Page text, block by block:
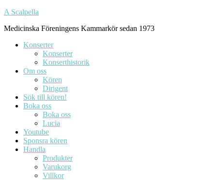
Skip
content
A Scalpella
Medicinska Föreningens Kammarkör sedan 1973
Konserter
Konserter
Konserthistorik
Om oss
Kören
Dirigent
Sök till kören!
Boka oss
Boka oss
Lucia
Youtube
Sponsra kören
Handla
Produkter
Varukorg
Villkor